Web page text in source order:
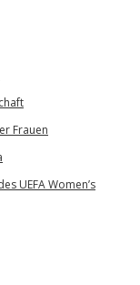
Frauen
UEFA Women’s